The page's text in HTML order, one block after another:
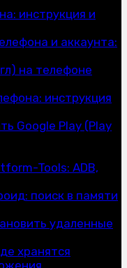
инструкция и
и аккаунта:
на телефоне
инструкция
Google Play (Play
Tools: ADB,
поиск в памяти
удаленные
хранятся